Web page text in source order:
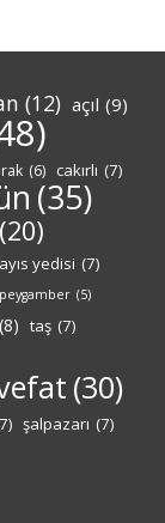
(12) açıl (9)
(6) cakırlı (7)
(35)
(20)
yedisi (7)
peygamber (5)
(8) taş (7)
(30)
şalpazarı (7)